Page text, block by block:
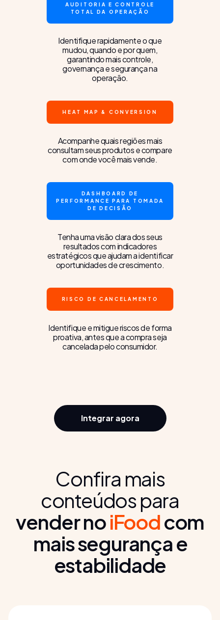
AUDITORIA E CONTROLE
TOTAL DA OPERAÇÃO
Identifique rapidamente o que
mudou, quando e por quem,
garantindo mais controle,
governança e segurança na
operação.
HEAT MAP & CONVERSION
Acompanhe quais regiões mais
consultam seus produtos e compare
com onde você mais vende.
DASHBOARD DE
PERFORMANCE PARA TOMADA
DE DECISÃO
Tenha uma visão clara dos seus
resultados com indicadores
estratégicos que ajudam a identificar
oportunidades de crescimento.
RISCO DE CANCELAMENTO
Identifique e mitigue riscos de forma
proativa, antes que a compra seja
cancelada pelo consumidor.
Integrar agora
Confira mais
conteúdos para
vender noiFoodcom
mais segurança e
estabilidade